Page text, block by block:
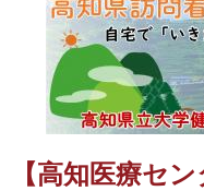
【高知医療セ